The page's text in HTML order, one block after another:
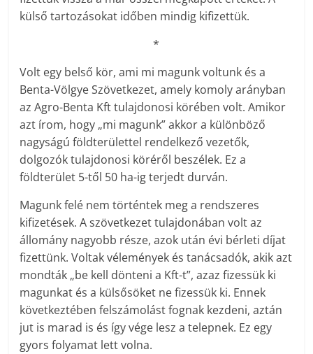
külső tartozásokat időben mindig kifizettük.
*
Volt egy belső kör, ami mi magunk voltunk és a
Benta-Völgye Szövetkezet, amely komoly arányban
az Agro-Benta Kft tulajdonosi körében volt. Amikor
azt írom, hogy „mi magunk” akkor a különböző
nagyságú földterülettel rendelkező vezetők,
dolgozók tulajdonosi köréről beszélek. Ez a
földterület 5-től 50 ha-ig terjedt durván.
Magunk felé nem történtek meg a rendszeres
kifizetések. A szövetkezet tulajdonában volt az
állomány nagyobb része, azok után évi bérleti díjat
fizettünk. Voltak vélemények és tanácsadók, akik azt
mondták „be kell dönteni a Kft-t”, azaz fizessük ki
magunkat és a külsősöket ne fizessük ki. Ennek
következtében felszámolást fognak kezdeni, aztán
jut is marad is és így vége lesz a telepnek. Ez egy
gyors folyamat lett volna.